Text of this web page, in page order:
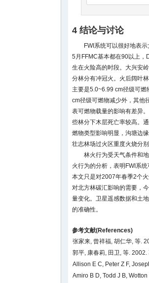
4 结论与讨论
FWI系统可以很好地表
5月FFMC基本都在90以上，
生在火险高的时段。大兴安
分林分有冲冠火。火后阔叶
主要是5.0~6.99 cm径级可
cm径级可燃物减少外，其他
表可燃物载量的影响有差异
些林分下木层死亡率较高。
燃物类型影响明显，沟塘边
壮志林场过火区重度火烧分
林火行为受天气条件和
火行为的分析，表明FWI系
本文只是对2007年春季2个
对北方林碳汇影响的需要，
量变化。卫星遥感数据和土
的准确性。
参考文献(References)
张家来, 曾祥福, 胡仁华, 等.
郭平, 康春莉, 田卫, 等.
Allison E C, Peter Z F,
Amiro B D, Todd J B,